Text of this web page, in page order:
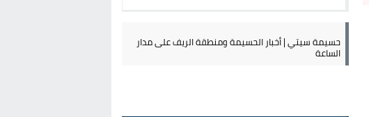
حسيمة سيتي | أخبار الحسيمة ومنطقة الريف على مدار
الساعة